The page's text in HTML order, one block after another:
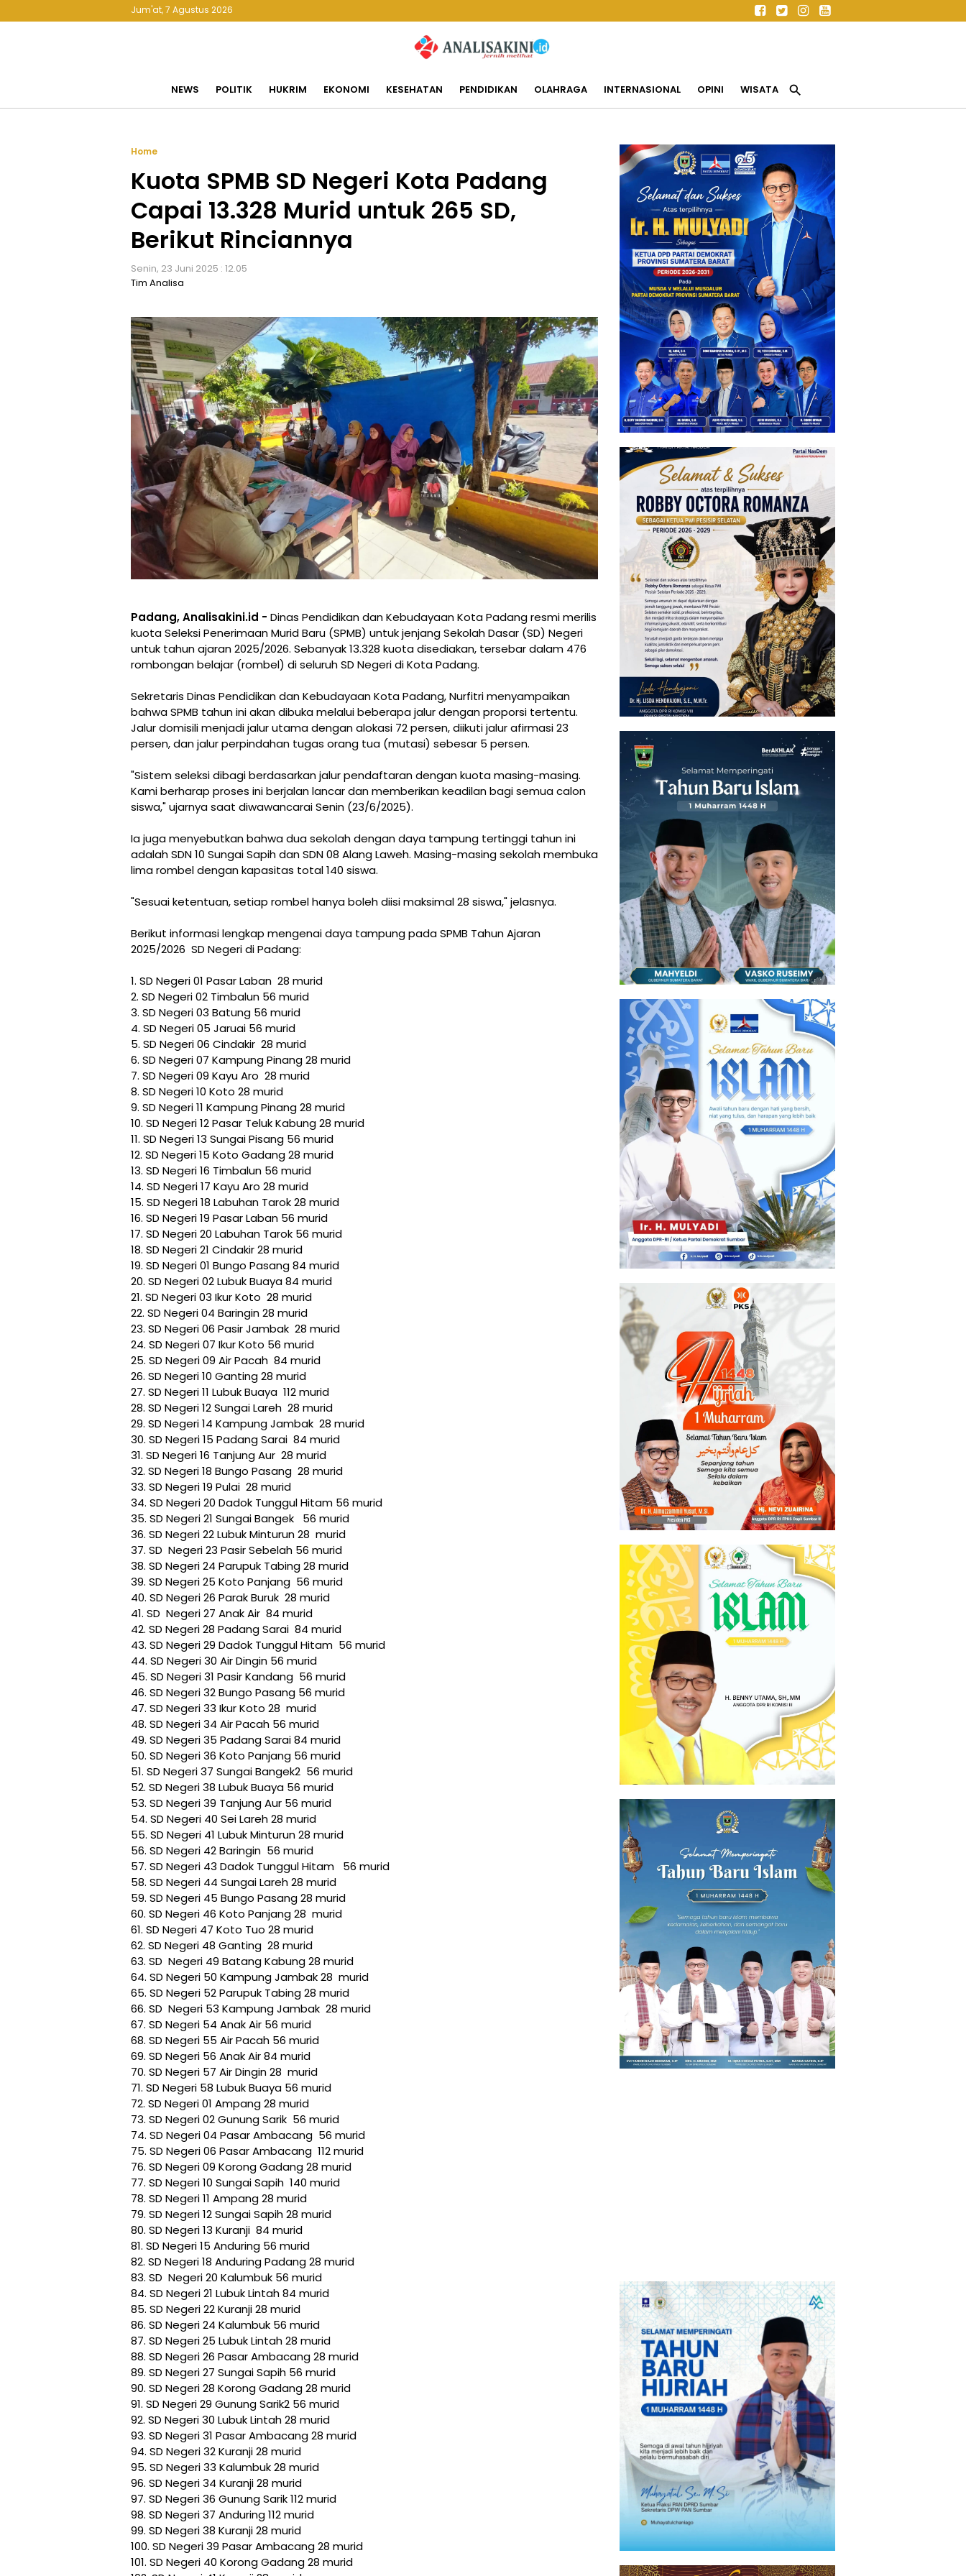
Jum'at, 7 Agustus 2026
NEWS POLITIK HUKRIM EKONOMI KESEHATAN PENDIDIKAN OLAHRAGA INTERNASIONAL OPINI WISATA search
Home
Kuota SPMB SD Negeri Kota Padang
Capai 13.328 Murid untuk 265 SD,
Berikut Rinciannya
Senin, 23 Juni 2025 : 12.05
Tim Analisa
Padang, Analisakini.id - Dinas Pendidikan dan Kebudayaan Kota Padang resmi merilis
kuota Seleksi Penerimaan Murid Baru (SPMB) untuk jenjang Sekolah Dasar (SD) Negeri
untuk tahun ajaran 2025/2026. Sebanyak 13.328 kuota disediakan, tersebar dalam 476
rombongan belajar (rombel) di seluruh SD Negeri di Kota Padang.
Sekretaris Dinas Pendidikan dan Kebudayaan Kota Padang, Nurfitri menyampaikan
bahwa SPMB tahun ini akan dibuka melalui beberapa jalur dengan proporsi tertentu.
Jalur domisili menjadi jalur utama dengan alokasi 72 persen, diikuti jalur afirmasi 23
persen, dan jalur perpindahan tugas orang tua (mutasi) sebesar 5 persen.
"Sistem seleksi dibagi berdasarkan jalur pendaftaran dengan kuota masing-masing.
Kami berharap proses ini berjalan lancar dan memberikan keadilan bagi semua calon
siswa," ujarnya saat diwawancarai Senin (23/6/2025).
Ia juga menyebutkan bahwa dua sekolah dengan daya tampung tertinggi tahun ini
adalah SDN 10 Sungai Sapih dan SDN 08 Alang Laweh. Masing-masing sekolah membuka
lima rombel dengan kapasitas total 140 siswa.
"Sesuai ketentuan, setiap rombel hanya boleh diisi maksimal 28 siswa," jelasnya.
Berikut informasi lengkap mengenai daya tampung pada SPMB Tahun Ajaran
2025/2026 SD Negeri di Padang:
1. SD Negeri 01 Pasar Laban 28 murid
2. SD Negeri 02 Timbalun 56 murid
3. SD Negeri 03 Batung 56 murid
4. SD Negeri 05 Jaruai 56 murid
5. SD Negeri 06 Cindakir 28 murid
6. SD Negeri 07 Kampung Pinang 28 murid
7. SD Negeri 09 Kayu Aro 28 murid
8. SD Negeri 10 Koto 28 murid
9. SD Negeri 11 Kampung Pinang 28 murid
10. SD Negeri 12 Pasar Teluk Kabung 28 murid
11. SD Negeri 13 Sungai Pisang 56 murid
12. SD Negeri 15 Koto Gadang 28 murid
13. SD Negeri 16 Timbalun 56 murid
14. SD Negeri 17 Kayu Aro 28 murid
15. SD Negeri 18 Labuhan Tarok 28 murid
16. SD Negeri 19 Pasar Laban 56 murid
17. SD Negeri 20 Labuhan Tarok 56 murid
18. SD Negeri 21 Cindakir 28 murid
19. SD Negeri 01 Bungo Pasang 84 murid
20. SD Negeri 02 Lubuk Buaya 84 murid
21. SD Negeri 03 Ikur Koto 28 murid
22. SD Negeri 04 Baringin 28 murid
23. SD Negeri 06 Pasir Jambak 28 murid
24. SD Negeri 07 Ikur Koto 56 murid
25. SD Negeri 09 Air Pacah 84 murid
26. SD Negeri 10 Ganting 28 murid
27. SD Negeri 11 Lubuk Buaya 112 murid
28. SD Negeri 12 Sungai Lareh 28 murid
29. SD Negeri 14 Kampung Jambak 28 murid
30. SD Negeri 15 Padang Sarai 84 murid
31. SD Negeri 16 Tanjung Aur 28 murid
32. SD Negeri 18 Bungo Pasang 28 murid
33. SD Negeri 19 Pulai 28 murid
34. SD Negeri 20 Dadok Tunggul Hitam 56 murid
35. SD Negeri 21 Sungai Bangek 56 murid
36. SD Negeri 22 Lubuk Minturun 28 murid
37. SD Negeri 23 Pasir Sebelah 56 murid
38. SD Negeri 24 Parupuk Tabing 28 murid
39. SD Negeri 25 Koto Panjang 56 murid
40. SD Negeri 26 Parak Buruk 28 murid
41. SD Negeri 27 Anak Air 84 murid
42. SD Negeri 28 Padang Sarai 84 murid
43. SD Negeri 29 Dadok Tunggul Hitam 56 murid
44. SD Negeri 30 Air Dingin 56 murid
45. SD Negeri 31 Pasir Kandang 56 murid
46. SD Negeri 32 Bungo Pasang 56 murid
47. SD Negeri 33 Ikur Koto 28 murid
48. SD Negeri 34 Air Pacah 56 murid
49. SD Negeri 35 Padang Sarai 84 murid
50. SD Negeri 36 Koto Panjang 56 murid
51. SD Negeri 37 Sungai Bangek2 56 murid
52. SD Negeri 38 Lubuk Buaya 56 murid
53. SD Negeri 39 Tanjung Aur 56 murid
54. SD Negeri 40 Sei Lareh 28 murid
55. SD Negeri 41 Lubuk Minturun 28 murid
56. SD Negeri 42 Baringin 56 murid
57. SD Negeri 43 Dadok Tunggul Hitam 56 murid
58. SD Negeri 44 Sungai Lareh 28 murid
59. SD Negeri 45 Bungo Pasang 28 murid
60. SD Negeri 46 Koto Panjang 28 murid
61. SD Negeri 47 Koto Tuo 28 murid
62. SD Negeri 48 Ganting 28 murid
63. SD Negeri 49 Batang Kabung 28 murid
64. SD Negeri 50 Kampung Jambak 28 murid
65. SD Negeri 52 Parupuk Tabing 28 murid
66. SD Negeri 53 Kampung Jambak 28 murid
67. SD Negeri 54 Anak Air 56 murid
68. SD Negeri 55 Air Pacah 56 murid
69. SD Negeri 56 Anak Air 84 murid
70. SD Negeri 57 Air Dingin 28 murid
71. SD Negeri 58 Lubuk Buaya 56 murid
72. SD Negeri 01 Ampang 28 murid
73. SD Negeri 02 Gunung Sarik 56 murid
74. SD Negeri 04 Pasar Ambacang 56 murid
75. SD Negeri 06 Pasar Ambacang 112 murid
76. SD Negeri 09 Korong Gadang 28 murid
77. SD Negeri 10 Sungai Sapih 140 murid
78. SD Negeri 11 Ampang 28 murid
79. SD Negeri 12 Sungai Sapih 28 murid
80. SD Negeri 13 Kuranji 84 murid
81. SD Negeri 15 Anduring 56 murid
82. SD Negeri 18 Anduring Padang 28 murid
83. SD Negeri 20 Kalumbuk 56 murid
84. SD Negeri 21 Lubuk Lintah 84 murid
85. SD Negeri 22 Kuranji 28 murid
86. SD Negeri 24 Kalumbuk 56 murid
87. SD Negeri 25 Lubuk Lintah 28 murid
88. SD Negeri 26 Pasar Ambacang 28 murid
89. SD Negeri 27 Sungai Sapih 56 murid
90. SD Negeri 28 Korong Gadang 28 murid
91. SD Negeri 29 Gunung Sarik2 56 murid
92. SD Negeri 30 Lubuk Lintah 28 murid
93. SD Negeri 31 Pasar Ambacang 28 murid
94. SD Negeri 32 Kuranji 28 murid
95. SD Negeri 33 Kalumbuk 28 murid
96. SD Negeri 34 Kuranji 28 murid
97. SD Negeri 36 Gunung Sarik 112 murid
98. SD Negeri 37 Anduring 112 murid
99. SD Negeri 38 Kuranji 28 murid
100. SD Negeri 39 Pasar Ambacang 28 murid
101. SD Negeri 40 Korong Gadang 28 murid